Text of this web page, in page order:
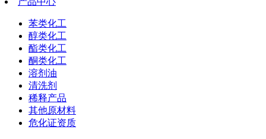
苯类化工
醇类化工
酯类化工
酮类化工
溶剂油
清洗剂
稀释产品
其他原材料
危化证资质